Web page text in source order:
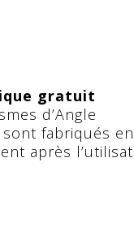
gratuit
d’Angle
fabriqués en
après